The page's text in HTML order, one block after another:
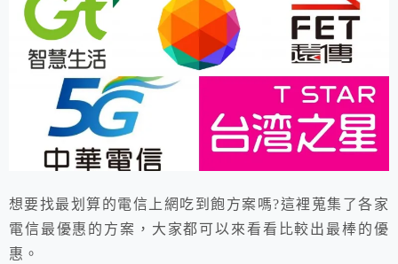
想要找最划算的電信上網吃到飽方案嗎?這裡蒐集了各家
電信最優惠的方案，大家都可以來看看比較出最棒的優
惠。